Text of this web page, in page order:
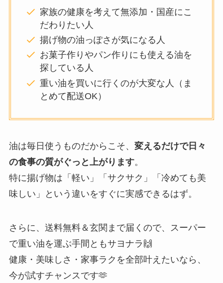
家族の健康を考えて無添加・国産にこ
だわりたい人
揚げ物の油っぽさが気になる人
お菓子作りやパン作りにも使える油を
探している人
重い油を買いに行くのが大変な人（ま
とめて配送OK）
油は毎日使うものだからこそ、 変えるだけで日々
の食事の質がぐっと上がります。
特に揚げ物は「軽い」「サクサク」「冷めても美
味しい」という違いをすぐに実感できるはず。
さらに、送料無料＆玄関まで届くので、スーパー
で重い油を運ぶ手間ともサヨナラ🙌
健康・美味しさ・家事ラクを全部叶えたいなら、
今が試すチャンスです🫶